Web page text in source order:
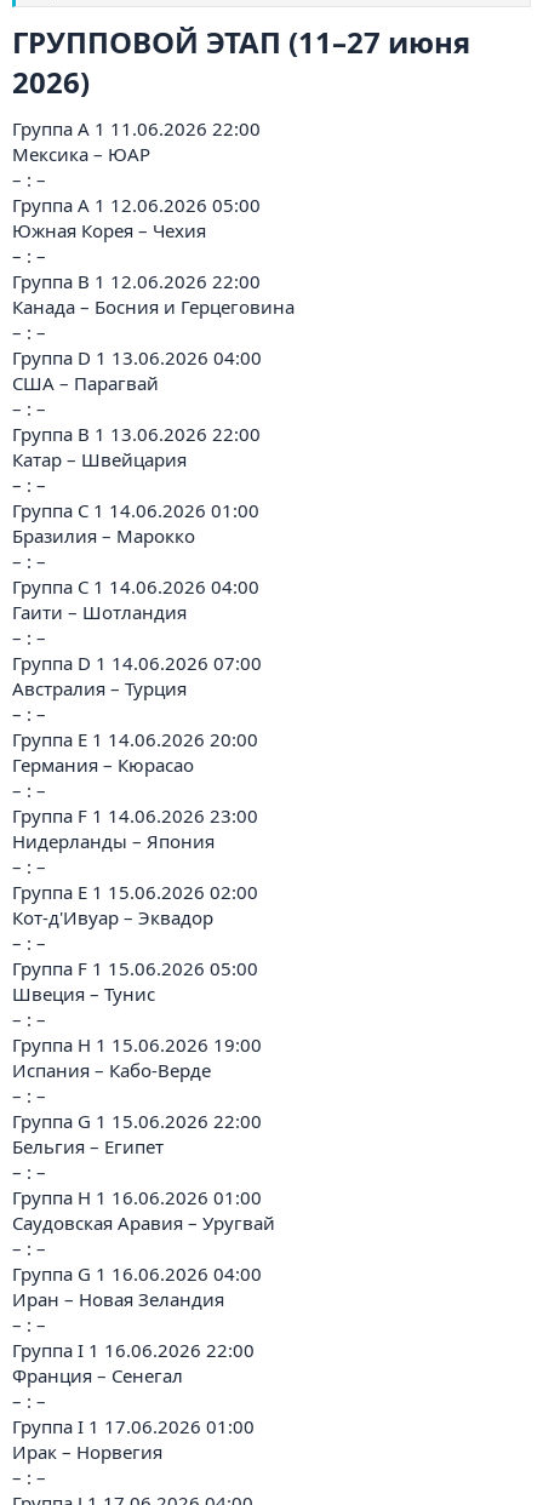
ГРУППОВОЙ ЭТАП (11–27 июня
2026)
Группа A 1 11.06.2026 22:00
Мексика – ЮАР
– : –
Группа A 1 12.06.2026 05:00
Южная Корея – Чехия
– : –
Группа B 1 12.06.2026 22:00
Канада – Босния и Герцеговина
– : –
Группа D 1 13.06.2026 04:00
США – Парагвай
– : –
Группа B 1 13.06.2026 22:00
Катар – Швейцария
– : –
Группа C 1 14.06.2026 01:00
Бразилия – Марокко
– : –
Группа C 1 14.06.2026 04:00
Гаити – Шотландия
– : –
Группа D 1 14.06.2026 07:00
Австралия – Турция
– : –
Группа E 1 14.06.2026 20:00
Германия – Кюрасао
– : –
Группа F 1 14.06.2026 23:00
Нидерланды – Япония
– : –
Группа E 1 15.06.2026 02:00
Кот-д'Ивуар – Эквадор
– : –
Группа F 1 15.06.2026 05:00
Швеция – Тунис
– : –
Группа H 1 15.06.2026 19:00
Испания – Кабо-Верде
– : –
Группа G 1 15.06.2026 22:00
Бельгия – Египет
– : –
Группа H 1 16.06.2026 01:00
Саудовская Аравия – Уругвай
– : –
Группа G 1 16.06.2026 04:00
Иран – Новая Зеландия
– : –
Группа I 1 16.06.2026 22:00
Франция – Сенегал
– : –
Группа I 1 17.06.2026 01:00
Ирак – Норвегия
– : –